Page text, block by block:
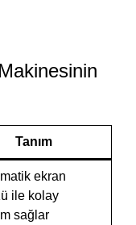
Tanım
ekran
ile kolay
sağlar